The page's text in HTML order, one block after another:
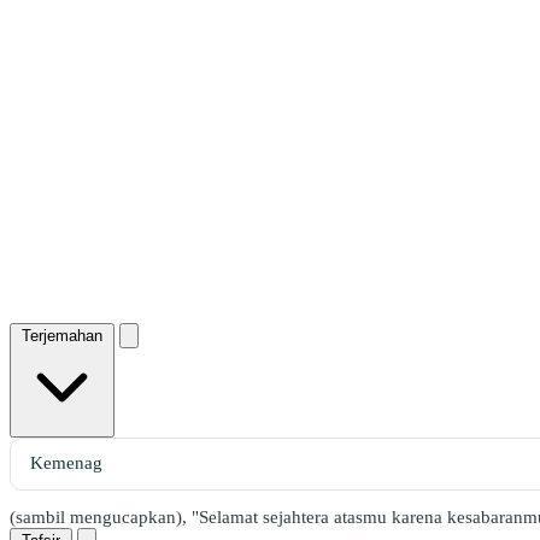
Terjemahan
(sambil mengucapkan), "Selamat sejahtera atasmu karena